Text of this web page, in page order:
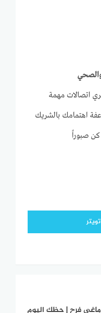
اتصالات مهمة
اهتمامك بالشريك
صبوراً
تويتر
برج الجدي اليوم الاربعاء 3-3-2021 ماغي فرح | حظك اليوم